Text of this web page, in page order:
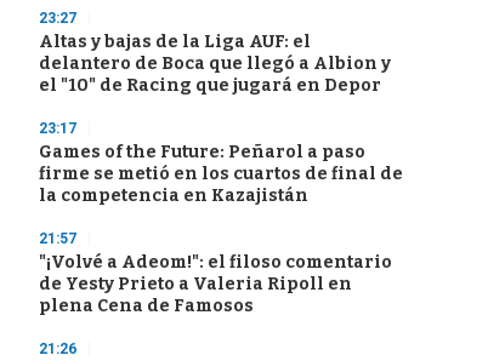
23:27
Altas y bajas de la Liga AUF: el
delantero de Boca que llegó a Albion y
el "10" de Racing que jugará en Depor
23:17
Games of the Future: Peñarol a paso
firme se metió en los cuartos de final de
la competencia en Kazajistán
21:57
"¡Volvé a Adeom!": el filoso comentario
de Yesty Prieto a Valeria Ripoll en
plena Cena de Famosos
21:26